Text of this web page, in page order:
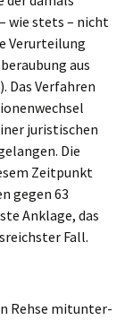
wie stets – nicht
Verur­tei­lung
aus
Das Verfah­ren
juris­ti­schen
Die
Zeitpunkt
gegen 63
Ankla­ge, das
Fall.
Rehse mitun­ter­